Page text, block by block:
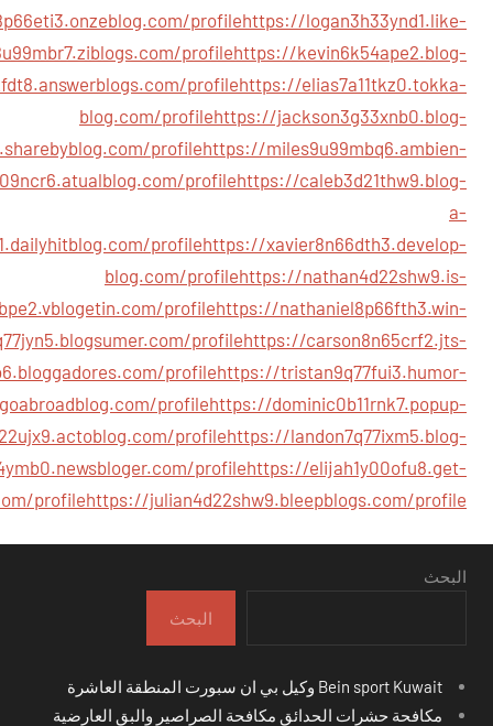
profilehttps://logan3h33ynd1.like-
profilehttps://kevin6k54ape2.blog-
profilehttps://elias7a11tkz0.tokka-
blog.com/profilehttps://jackson3g33xnb0.blog-
profilehttps://miles9u99mbq6.ambien-
profilehttps://caleb3d21thw9.blog-
a-
profilehttps://xavier8n66dth3.develop-
blog.com/profilehttps://nathan4d22shw9.is-
profilehttps://nathaniel8p66fth3.win-
profilehttps://carson8n65crf2.jts-
profilehttps://tristan9q77fui3.humor-
profilehttps://dominic0b11rnk7.popup-
profilehttps://landon7q77ixm5.blog-
profilehttps://elijah1y00ofu8.get-
profilehttps://julian4d22shw9.bleepblogs.com/profile
البحث
البحث
مكافحة حشرات الحدائق مكافحة الصراصير والبق العارضية